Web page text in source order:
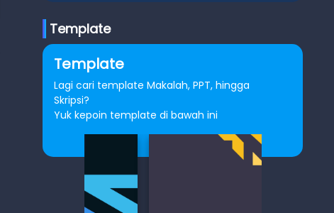
Template
Template
Lagi cari template Makalah, PPT, hingga
Skripsi?
Yuk kepoin template di bawah ini